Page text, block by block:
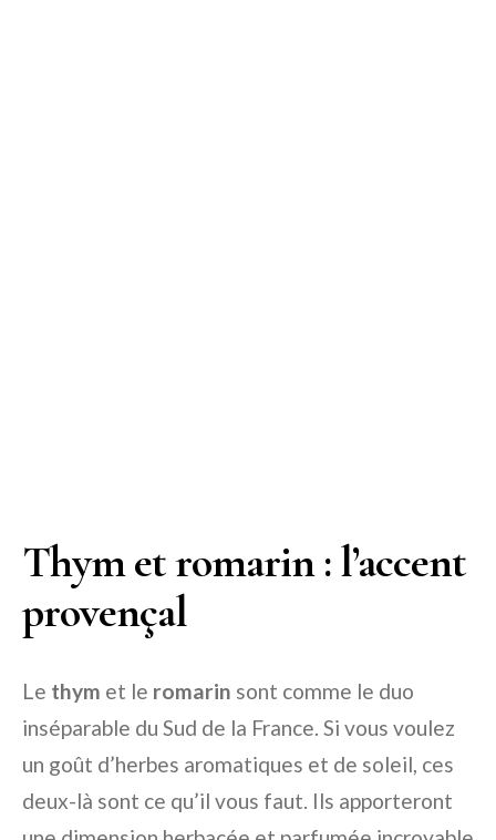
Thym et romarin : l’accent
provençal
Le thym et le romarin sont comme le duo
inséparable du Sud de la France. Si vous voulez
un goût d’herbes aromatiques et de soleil, ces
deux-là sont ce qu’il vous faut. Ils apporteront